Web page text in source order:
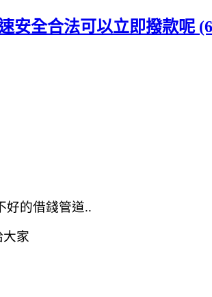
安全合法可以立即撥款呢
好的借錢管道..
大家